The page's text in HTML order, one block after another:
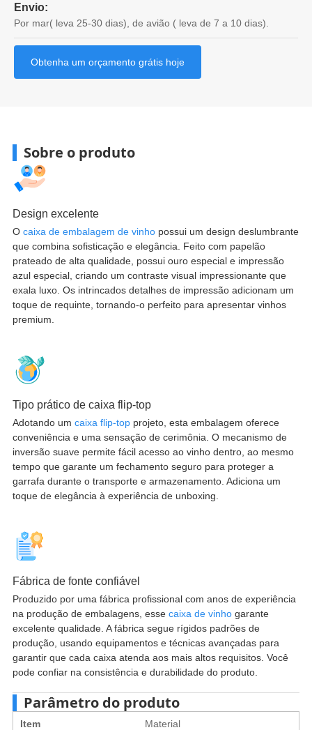
Envio:
Por mar( leva 25-30 dias), de avião ( leva de 7 a 10 dias).
Obtenha um orçamento grátis hoje
Sobre o produto
Design excelente
O caixa de embalagem de vinhopossui um design deslumbrante
que combina sofisticação e elegância. Feito com papelão
prateado de alta qualidade, possui ouro especial e impressão
azul especial, criando um contraste visual impressionante que
exala luxo. Os intrincados detalhes de impressão adicionam um
toque de requinte, tornando-o perfeito para apresentar vinhos
premium.
Tipo prático de caixa flip-top
Adotando um caixa flip-topprojeto, esta embalagem oferece
conveniência e uma sensação de cerimônia. O mecanismo de
inversão suave permite fácil acesso ao vinho dentro, ao mesmo
tempo que garante um fechamento seguro para proteger a
garrafa durante o transporte e armazenamento. Adiciona um
toque de elegância à experiência de unboxing.
Fábrica de fonte confiável
Produzido por uma fábrica profissional com anos de experiência
na produção de embalagens, esse caixa de vinhogarante
excelente qualidade. A fábrica segue rígidos padrões de
produção, usando equipamentos e técnicas avançadas para
garantir que cada caixa atenda aos mais altos requisitos. Você
pode confiar na consistência e durabilidade do produto.
Parâmetro do produto
Item Material